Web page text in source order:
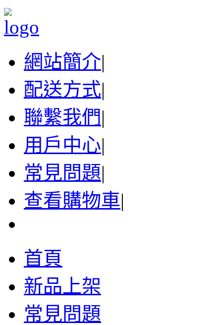
網站簡介|
配送方式|
聯繫我們|
用戶中心|
常見問題|
查看購物車|
首頁
新品上架
常見問題